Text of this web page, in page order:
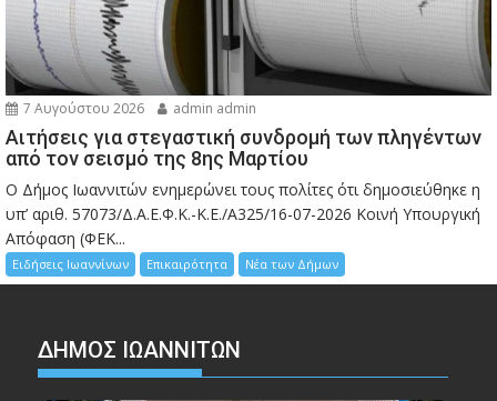
7 Αυγούστου 2026 admin admin
Αιτήσεις για στεγαστική συνδρομή των πληγέντων
από τον σεισμό της 8ης Μαρτίου
Ο Δήμος Ιωαννιτών ενημερώνει τους πολίτες ότι δημοσιεύθηκε η
υπ’ αριθ. 57073/Δ.Α.Ε.Φ.Κ.-Κ.Ε./Α325/16-07-2026 Κοινή Υπουργική
Απόφαση (ΦΕΚ...
Ειδήσεις Ιωαννίνων Επικαιρότητα Νέα των Δήμων
ΔΗΜΟΣ ΙΩΑΝΝΙΤΩΝ